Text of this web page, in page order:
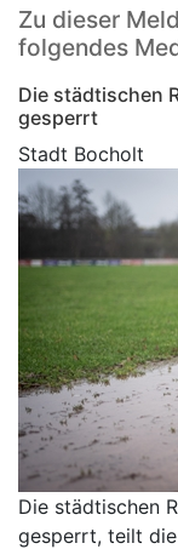
Zu dieser
folgendes
Die städtischen
gesperrt
Stadt Bocholt
Die städtischen
gesperrt, teilt